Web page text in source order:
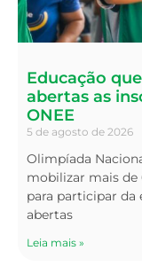
Educação
abertas as
ONEE
5 de agosto de 2026
Olimpíada
mobilizar mais
para participar da
abertas
Leia mais »